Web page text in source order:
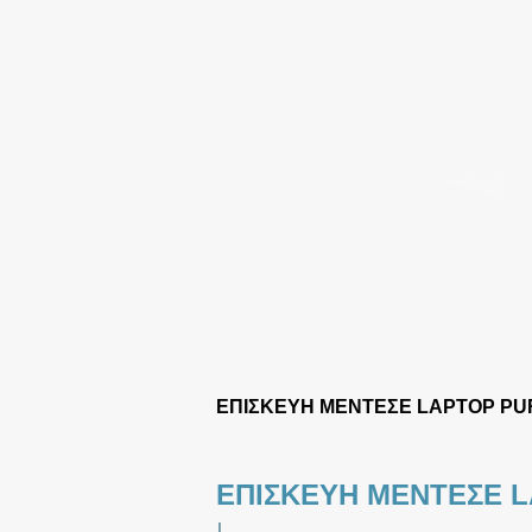
ΕΠΙΣΚΕΥΗ ΜΕΝΤΕΣΕ LAPTOP
ΕΠΙΣΚΕΥΗ ΜΕΝΤΕΣΕ